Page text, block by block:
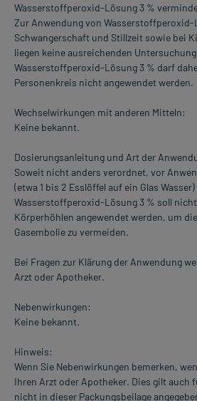
Wasserstoffperoxid-Lösung 3 %
Zur Anwendung von Wasserstoffperoxid-
Schwangerschaft und Stillzeit sowie bei
liegen keine ausreichenden
Wasserstoffperoxid-Lösung 3 % darf
Personenkreis nicht angewendet werden.
Wechselwirkungen mit anderen Mitteln:
Keine bekannt.
Dosierungsanleitung und Art der
Soweit nicht anders verordnet, vor
(etwa 1 bis 2 Esslöffel auf ein Glas
Wasserstoffperoxid-Lösung 3 % soll
Körperhöhlen angewendet werden, um
Gasembolie zu vermeiden.
Bei Fragen zur Klärung der Anwendung
Arzt oder Apotheker.
Nebenwirkungen:
Keine bekannt.
Hinweis:
Wenn Sie Nebenwirkungen bemerken,
Ihren Arzt oder Apotheker. Dies gilt auch
nicht in dieser Packungsbeilage